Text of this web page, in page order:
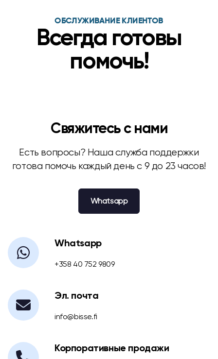
ОБСЛУЖИВАНИЕ КЛИЕНТОВ
Всегда готовы
помочь!
Свяжитесь с нами
Есть вопросы? Наша служба поддержки
готова помочь каждый день с 9 до 23 часов!
Whatsapp
Whatsapp
+358 40 752 9809
Эл. почта
info@bisse.fi
Корпоративные продажи